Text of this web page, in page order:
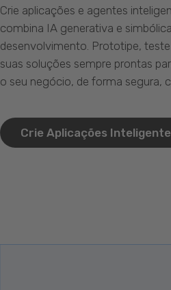
Crie aplicações e agentes
combina IA generativa e
desenvolvimento. Prototipe,
suas soluções sempre prontas
o seu negócio, de forma segura,
Crie Aplicações